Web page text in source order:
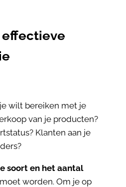
effectieve
wilt bereiken met je
van je producten?
Klanten aan je
soort en het aantal
worden. Om je op